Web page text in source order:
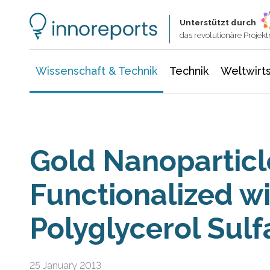
Unterstützt durch
das revolutionäre
Wissenschaft & Technik Technik
Gold
Functionalized
Polyglycerol
25 January 2013